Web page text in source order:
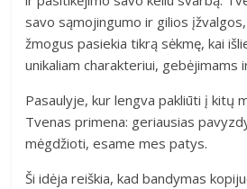
savo sąmojingumo ir gilios
žmogus pasiekia tikrą sėkmę, kai
unikaliam charakteriui, gebėjimams
Pasaulyje, kur lengva pakliūti į kitų
Tvenas primena: geriausias
mėgdžioti, esame mes patys.
Ši idėja reiškia, kad bandymas